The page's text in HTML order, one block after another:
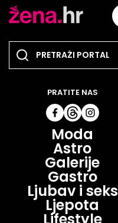
Moda
Astro
Galerije
Gastro
Ljubav i seks
Ljepota
PRATITE NAS